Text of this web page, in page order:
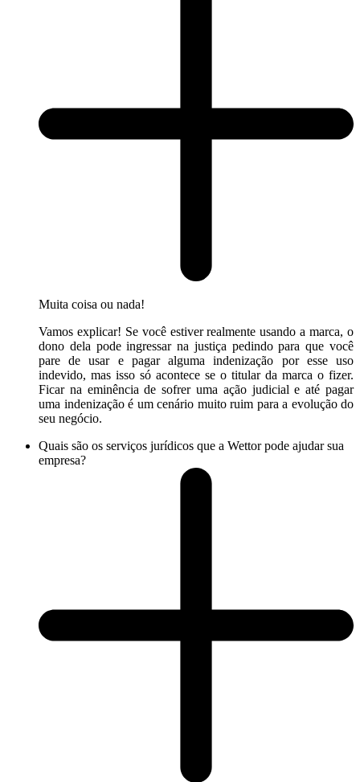
Muita coisa ou nada!
Vamos explicar! Se você estiver realmente usando a marca, o
dono dela pode ingressar na justiça pedindo para que você
pare de usar e pagar alguma indenização por esse uso
indevido, mas isso só acontece se o titular da marca o fizer.
Ficar na eminência de sofrer uma ação judicial e até pagar
uma indenização é um cenário muito ruim para a evolução do
seu negócio.
Quais são os serviços jurídicos que a Wettor pode ajudar sua
empresa?